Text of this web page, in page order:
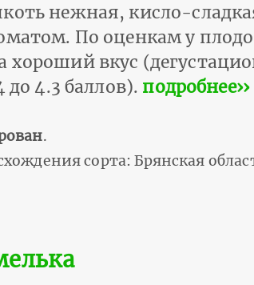
нежная, кисло-
По оценкам у
вкус
до 4.3 баллов). подробнее››
.
сорта: Брянская